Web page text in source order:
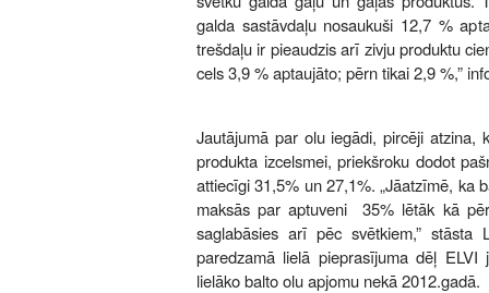
galda sastāvdaļu nosaukuši 12,7 %
trešdaļu ir pieaudzis arī zivju produktu
cels 3,9 % aptaujāto; pērn tikai 2,9 %,”
Jautājumā par olu iegādi, pircēji atzina,
produkta izcelsmei, priekšroku dodot
attiecīgi 31,5% un 27,1%. „Jāatzīmē, ka
maksās par aptuveni 35% lētāk kā
saglabāsies arī pēc svētkiem,” stāsta
paredzamā lielā pieprasījuma dēļ
lielāko balto olu apjomu nekā 2012.gadā.